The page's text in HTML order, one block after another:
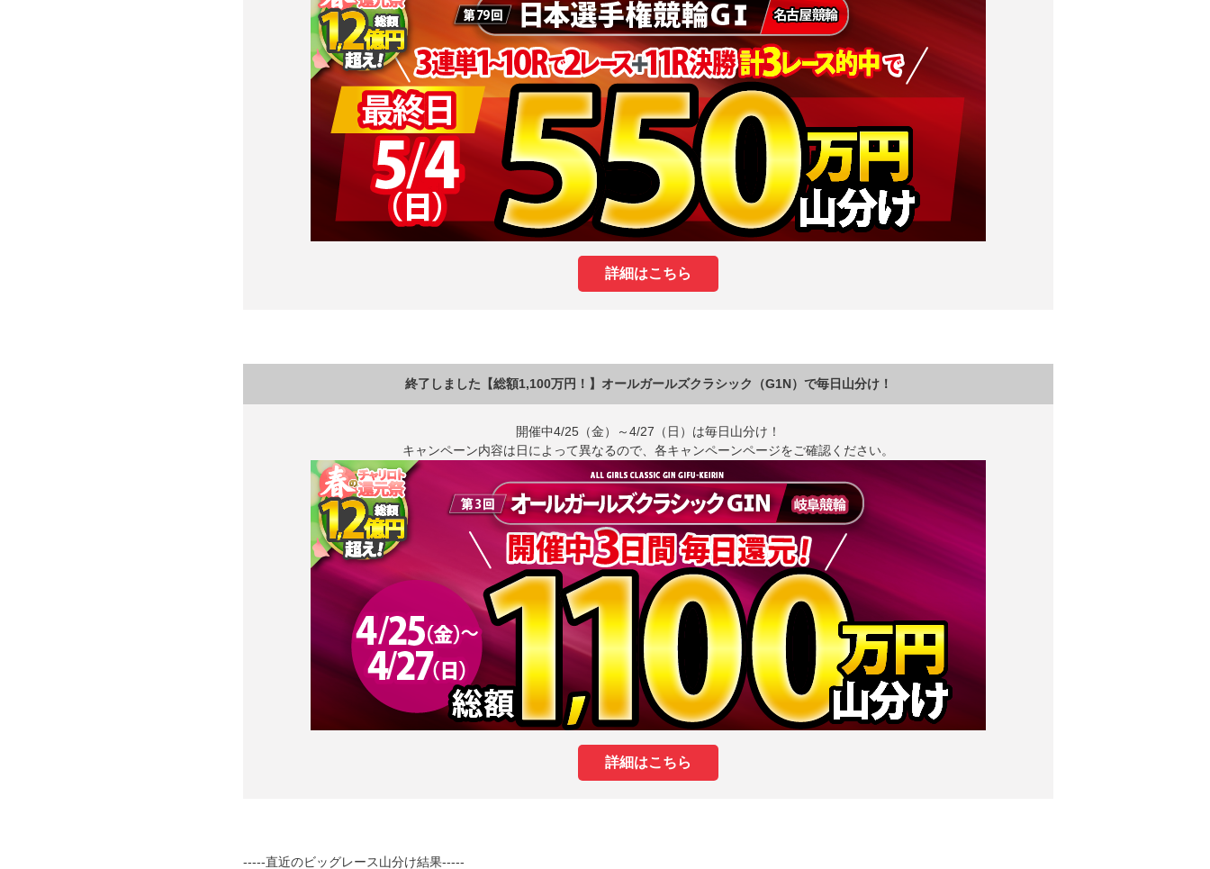
詳細はこちら
終了しました【総額1,100万円！】オールガールズクラシック（G1N）で毎日山分け！
開催中4/25（金）～4/27（日）は毎日山分け！
キャンペーン内容は日によって異なるので、各キャンペーンページをご確認ください。
詳細はこちら
-----直近のビッグレース山分け結果-----